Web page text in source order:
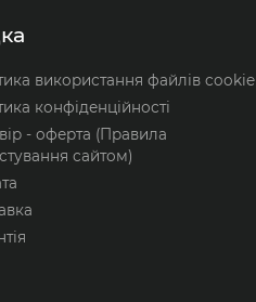
використання файлів cookie
конфіденційності
- оферта (Правила
сайтом)